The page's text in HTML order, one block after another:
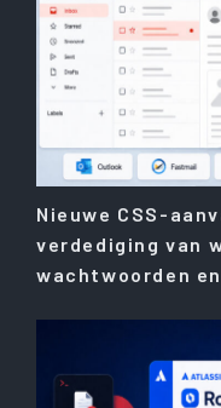
Nieuwe CSS-
verdediging van
wachtwoorden